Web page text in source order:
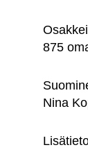
875
Nina